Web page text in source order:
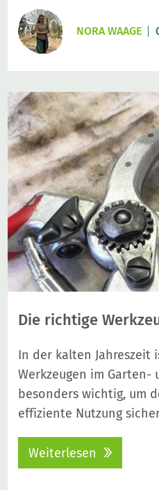
NORA WAAGE
Die richtige
In der kalten Jahreszeit
Werkzeugen im Garten-
besonders wichtig, um
effiziente Nutzung
Weiterlesen